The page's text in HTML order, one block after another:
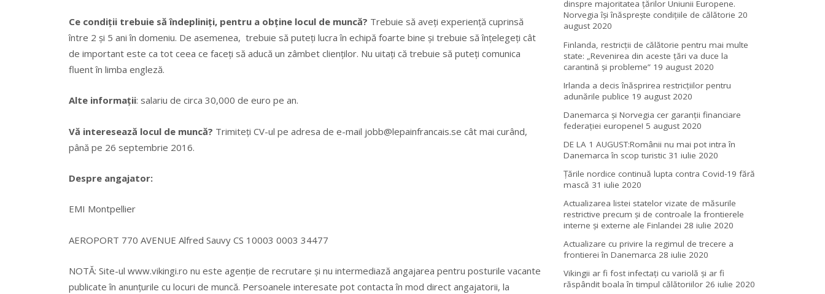
Ce condiții trebuie să îndepliniți, pentru a obține locul de muncă? Trebuie să aveți experiență cuprinsă
între 2 și 5 ani în domeniu. De asemenea, trebuie să puteți lucra în echipă foarte bine și trebuie să înțelegeți cât
de important este ca tot ceea ce faceți să aducă un zâmbet clienților. Nu uitați că trebuie să puteți comunica
fluent în limba engleză.
Alte informații: salariu de circa 30,000 de euro pe an.
Vă interesează locul de muncă? Trimiteți CV-ul pe adresa de e-mail jobb@lepainfrancais.se cât mai curând,
până pe 26 septembrie 2016.
Despre angajator:
EMI Montpellier
AEROPORT 770 AVENUE Alfred Sauvy CS 10003 0003 34477
NOTĂ: Site-ul www.vikingi.ro nu este agenție de recrutare și nu intermediază angajarea pentru posturile vacante
publicate în anunțurile cu locuri de muncă. Persoanele interesate pot contacta în mod direct angajatorii, la
dinspre majoritatea ţărilor Uniunii Europene.
Norvegia își înăsprește condițiile de călătorie 20
august 2020
Finlanda, restricţii de călătorie pentru mai multe
state: „Revenirea din aceste ţări va duce la
carantină şi probleme” 19 august 2020
Irlanda a decis înăsprirea restricțiilor pentru
adunările publice 19 august 2020
Danemarca și Norvegia cer garanții financiare
federației europene! 5 august 2020
DE LA 1 AUGUST:Românii nu mai pot intra în
Danemarca în scop turistic 31 iulie 2020
Țările nordice continuă lupta contra Covid-19 fără
mască 31 iulie 2020
Actualizarea listei statelor vizate de măsurile
restrictive precum și de controale la frontierele
interne și externe ale Finlandei 28 iulie 2020
Actualizare cu privire la regimul de trecere a
frontierei în Danemarca 28 iulie 2020
Vikingii ar fi fost infectaţi cu variolă şi ar fi
răspândit boala în timpul călătoriilor 26 iulie 2020